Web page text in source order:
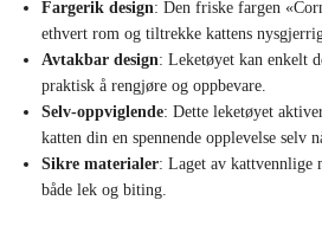
Fargerik design: Den friske fargen
ethvert rom og tiltrekke kattens
Avtakbar design: Leketøyet kan enkelt
praktisk å rengjøre og oppbevare.
Selv-oppviglende: Dette leketøyet
katten din en spennende opplevelse selv
Sikre materialer: Laget av kattvennlige
både lek og biting.